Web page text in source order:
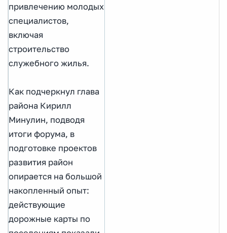
привлечению молодых
специалистов,
включая
строительство
служебного жилья.
Как подчеркнул глава
района Кирилл
Минулин, подводя
итоги форума, в
подготовке проектов
развития район
опирается на большой
накопленный опыт:
действующие
дорожные карты по